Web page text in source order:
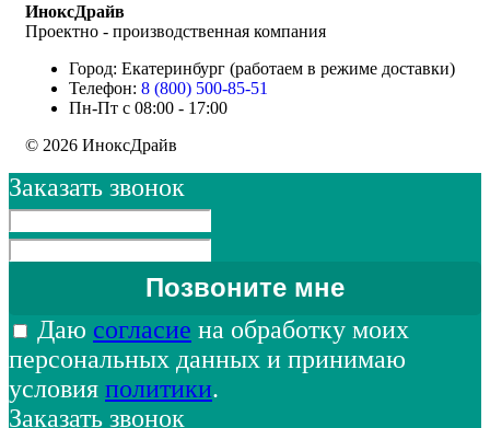
ИноксДрайв
Проектно - производственная компания
Город: Екатеринбург (работаем в режиме доставки)
Телефон: 8 (800) 500-85-51
Пн-Пт с 08:00 - 17:00
© 2026 ИноксДрайв
Заказать звонок
Даю согласие на обработку моих
персональных данных и принимаю
условия политики.
Заказать звонок